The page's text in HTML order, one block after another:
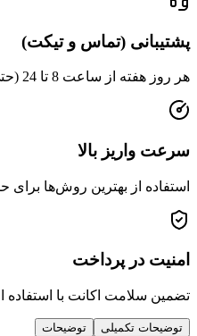
(تماس و تیکت)
8 تا 24 (حتی روزهای تعطیل)
بالا
از بهترین روش‌ها برای حداکثر
پرداخت
اکانت با استفاده از
تکمیلی توضیحات